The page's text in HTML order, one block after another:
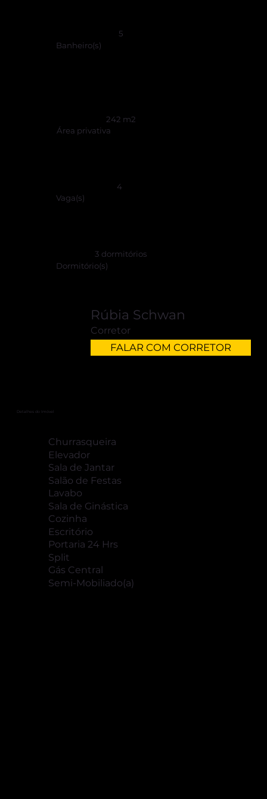
242 m2
​Área privativa
4
Vaga(s)
3 dormitórios
Dormitório(s)
5
Banheiro(s)
Rúbia Schwan
Corretor
FALAR COM CORRETOR
Detalhes do Imóvel
Churrasqueira
Elevador
Sala de Jantar
Salão de Festas
Lavabo
Sala de Ginástica
Cozinha
Escritório
Portaria 24 Hrs
Split
Gás Central
Semi-Mobiliado(a)